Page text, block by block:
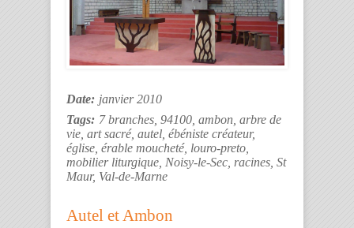
Date: janvier 2010
Tags: 7 branches 94100 ambon arbre de
vie art sacré, autel ébéniste créateur,
église érable moucheté, louro-preto
mobilier liturgique Noisy-le-Sec racines St
Maur, Val-de-Marne
Autel et Ambon